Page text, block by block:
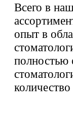
Всего в
опыт в
полностью